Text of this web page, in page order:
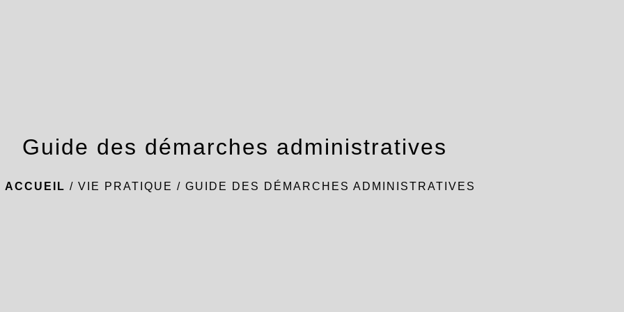
Guide des démarches administratives
ACCUEIL / VIE PRATIQUE / GUIDE DES DÉMARCHES ADMINISTRATIVES